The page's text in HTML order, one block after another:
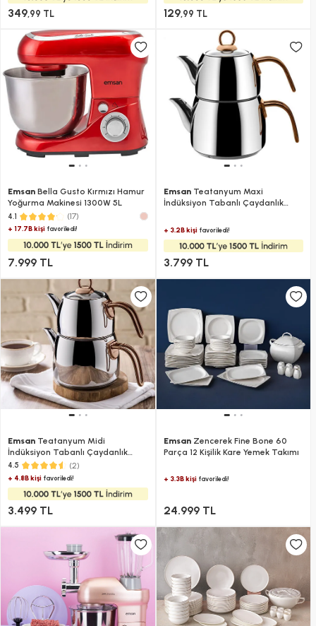
349,99 TL 129,99 TL
Emsan Bella Gusto Kırmızı Hamur
Yoğurma Makinesi 1300W 5L
4.1 (17)
+ 17.7B kişi favoriledi!
7.999 TL
EmsanTeatanyum Maxi
İndüksiyon Tabanlı Çaydanlık
+ 3.2B kişifavoriledi!
3.799 TL
Emsan Teatanyum Midi
İndüksiyon Tabanlı Çaydanlık
Takımı
4.5 (2)
+ 4.8B kişi favoriledi!
3.499 TL
EmsanZencerek Fine Bone 60
Parça 12 Kişilik Kare Yemek Takımı
+ 3.3B kişifavoriledi!
24.999 TL